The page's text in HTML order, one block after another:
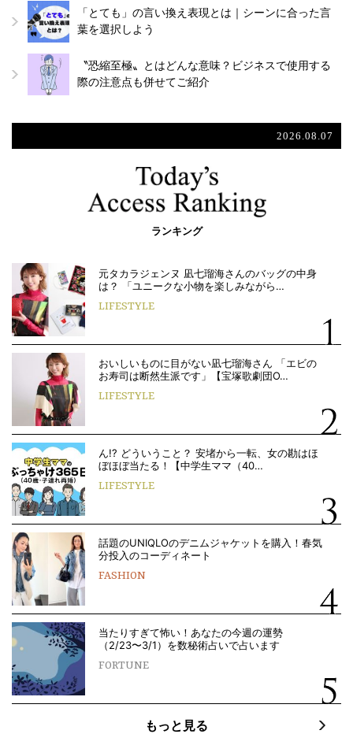
「とても」の言い換え表現とは｜シーンに合った言
葉を選択しよう
〝恐縮至極〟とはどんな意味？ビジネスで使用する
際の注意点も併せてご紹介
2026.08.07
ランキング
元タカラジェンヌ 凪七瑠海さんのバッグの中身
は？ 「ユニークな小物を楽しみながら…
LIFESTYLE
おいしいものに目がない凪七瑠海さん 「エビの
お寿司は断然生派です」【宝塚歌劇団O…
LIFESTYLE
ん!? どういうこと？ 安堵から一転、女の勘はほ
ぼほぼ当たる！【中学生ママ（40…
LIFESTYLE
話題のUNIQLOのデニムジャケットを購入！春気
分投入のコーディネート
FASHION
当たりすぎて怖い！あなたの今週の運勢
（2/23〜3/1）を数秘術占いで占います
FORTUNE
もっと見る